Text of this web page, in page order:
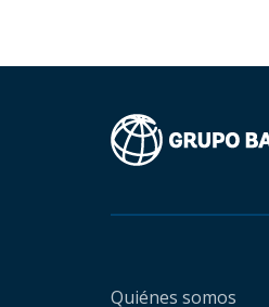
Quiénes somos